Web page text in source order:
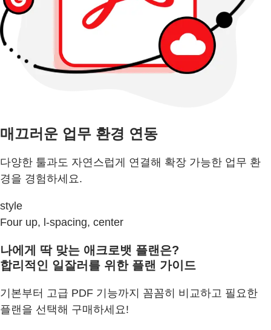
매끄러운 업무 환경 연동
다양한 툴과도 자연스럽게 연결해 확장 가능한 업무 환
경을 경험하세요.
style
Four up, l-spacing, center
나에게 딱 맞는 애크로뱃 플랜은?
합리적인 일잘러를 위한 플랜 가이드
기본부터 고급 PDF 기능까지 꼼꼼히 비교하고 필요한
플랜을 선택해 구매하세요!